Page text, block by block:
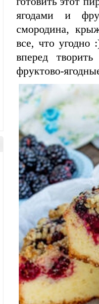
ягодами и
смородина,
все, что угодно
вперед
фруктово-